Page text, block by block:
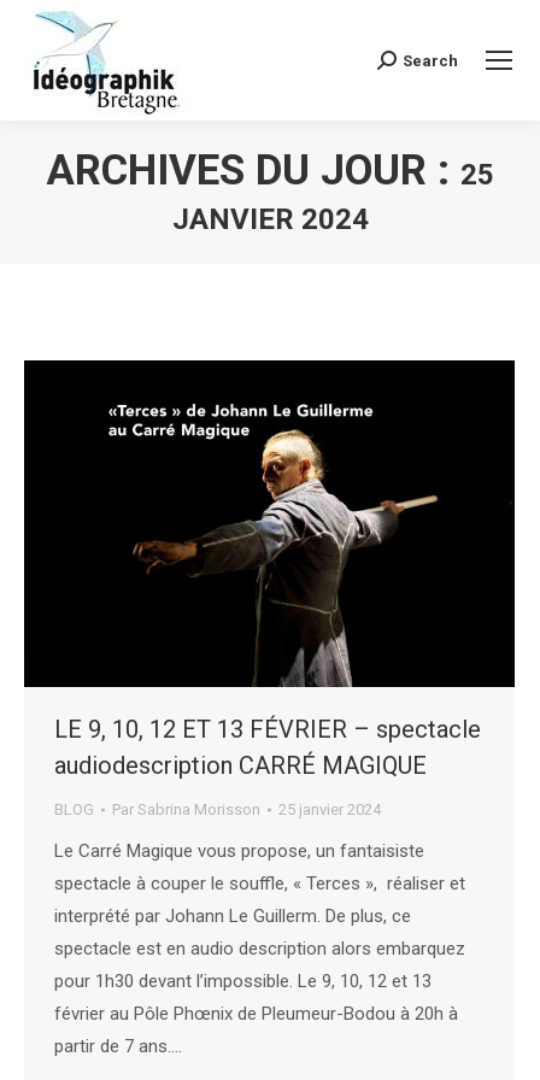
Recherche
Search
ARCHIVES DU JOUR : 25
JANVIER 2024
LE 9, 10, 12 ET 13 FÉVRIER – spectacle
audiodescription CARRÉ MAGIQUE
BLOG Par Sabrina Morisson 25 janvier 2024
Le Carré Magique vous propose, un fantaisiste
spectacle à couper le souffle, « Terces », réaliser et
interprété par Johann Le Guillerm. De plus, ce
spectacle est en audio description alors embarquez
pour 1h30 devant l’impossible. Le 9, 10, 12 et 13
février au Pôle Phœnix de Pleumeur-Bodou à 20h à
partir de 7 ans.…